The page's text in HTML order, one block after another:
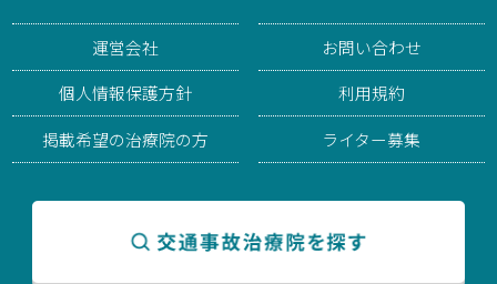
運営会社
個人情報保護方針
掲載希望の治療院の方
お問い合わせ
利用規約
ライター募集